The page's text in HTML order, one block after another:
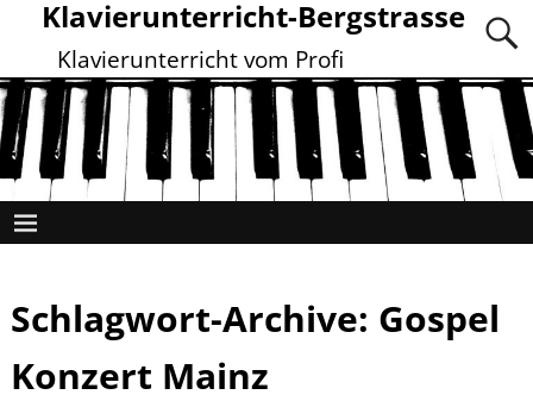
Klavierunterricht-Bergstrasse
Klavierunterricht vom Profi
Schlagwort-Archive: Gospel
Konzert Mainz